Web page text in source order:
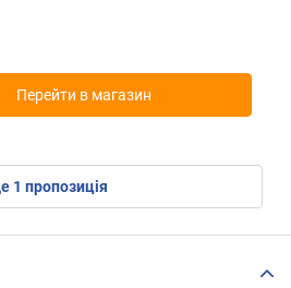
Перейти в магазин
ще 1 пропозиція